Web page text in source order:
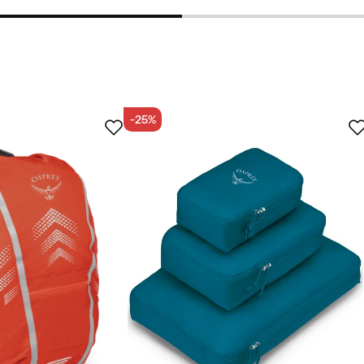
køber
lommer. Ser også meget stilfuld ud 👍
-25%